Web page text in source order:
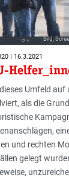
Bild:
| 16.3.2021
Umfeld
als die
und rechten
gelegt